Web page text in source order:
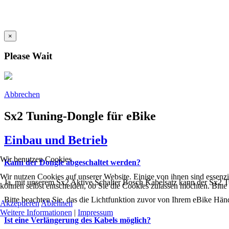
×
Please Wait
Abbrechen
Sx2 Tuning-Dongle für eBike
Einbau und Betrieb
Kann der Dongle abgeschaltet werden?
Ja, mit unserem Sx2 Aktive Schalter Bosch Kabelsatz kann der
Bitte beachten Sie, das die Lichtfunktion zuvor von Ihrem eBike
Ist eine Verlängerung des Kabels möglich?
Wir benutzen Cookies
Wir nutzen Cookies auf unserer Website. Einige von ihnen sind
können selbst entscheiden, ob Sie die Cookies zulassen möchten.
AkzeptierenAblehnen
Weitere Informationen | Impressum